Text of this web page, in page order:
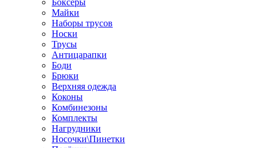
Майки
Наборы трусов
Носки
Трусы
Антицарапки
Боди
Брюки
Верхняя одежда
Коконы
Комбинезоны
Комплекты
Нагрудники
Носочки\Пинетки